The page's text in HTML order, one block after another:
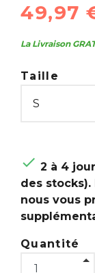
49,97
La Livraison
Taille
 2 à 4
des
nous vous
Quantité